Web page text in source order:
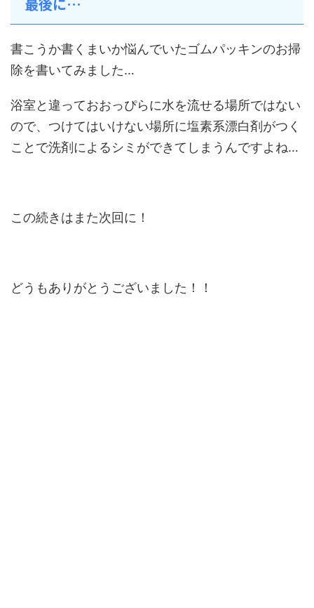
書こうか書くまいか悩んでいたゴムパッキンのお掃
除を書いてみました…
浴室と違っておおっぴらに水を流せる場所ではない
ので、つけてはいけない場所に塩素系漂白剤がつく
ことで洗剤によるシミができてしまうんですよね…
この続きはまた次回に！
どうもありがとうございました！！